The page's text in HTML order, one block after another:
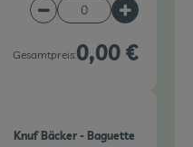
Artikelanzahl
Gesamtpreis:0,00 €
Knuf Bäcker - Baguette